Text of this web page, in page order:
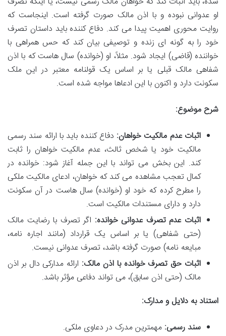
او عدوانی نبوده و با اذن مالک صورت گرفته است. اینجاست که
روایت محوری اهمیت پیدا می کند. دفاع کننده باید داستان تصرف
خود را به گونه ای زنده و توصیفی بیان کند که حس همراهی با
خواننده (قاضی) ایجاد شود. مثلاً، او (خوانده) سال هاست که با اذن
شفاهی مالک قبلی یا بر اساس یک قولنامه معتبر در این ملک
سکونت دارد و اکنون با این ادعاها مواجه شده است.
شرح موضوع:
اثبات عدم مالکیت خواهان: دفاع کننده باید با ارائه سند رسمی
مالکیت خود یا شخص ثالث، عدم مالکیت خواهان را ثابت
کند. این بخش می تواند با این جمله آغاز شود: خوانده در
کمال تعجب مشاهده می کند که خواهان، ادعای مالکیت ملکی
را مطرح کرده که خود او (خوانده) سال هاست در آن سکونت
دارد و دارای مستندات مالکیت است.
اثبات عدم تصرف عدوانی خوانده: اگر تصرف با رضایت مالک
(حتی شفاهی) یا بر اساس یک قرارداد (مانند اجاره نامه،
مبایعه نامه) صورت گرفته باشد، تصرف عدوانی نیست.
اثبات حق تصرف خوانده با اذن مالک: ارائه مدارکی دال بر اذن
مالک (حتی اذن سابق)، می تواند دفاعی مؤثر باشد.
استناد به دلایل و مدارک:
سند رسمی: مهمترین مدرک در دعاوی ملکی.